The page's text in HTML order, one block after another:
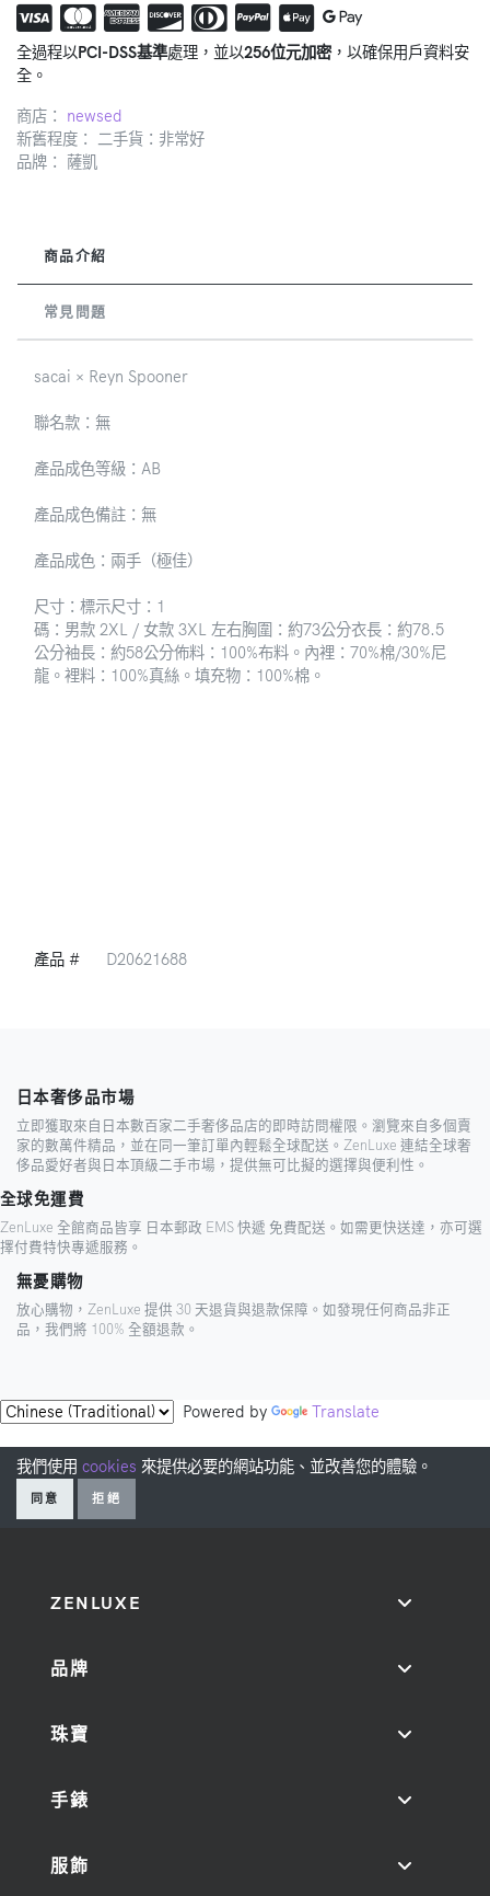
全過程以PCI-DSS基準處理，並以256位元加密，以確保用戶資料安
全。
商店： newsed
新舊程度： 二手貨：非常好
品牌： 薩凱
商品介紹
常見問題
sacai × Reyn Spooner
聯名款：無
產品成色等級：AB
產品成色備註：無
產品成色：兩手（極佳）
尺寸：標示尺寸：1
碼：男款 2XL / 女款 3XL 左右胸圍 ：約73公分衣長：約78.5
公分袖長：約58公分佈料：100%布料。內裡：70%棉/30%尼
龍 。裡料：100%真絲。填充物 ：100%棉。
產品 # D20621688
日本奢侈品市場
立即獲取來自日本數百家二手奢侈品店的即時訪問權限。瀏覽來自多個賣
家的數萬件精品，並在同一筆訂單內輕鬆全球配送。ZenLuxe 連結全球奢
侈品愛好者與日本頂級二手市場，提供無可比擬的選擇與便利性。
全球免運費
ZenLuxe 全館商品皆享 日本郵政 EMS 快遞 免費配送。如需更快送達，亦可選
擇付費特快專遞服務。
無憂購物
放心購物，ZenLuxe 提供 30 天退貨與退款保障。如發現任何商品非正
品，我們將 100% 全額退款。
Powered by Translate
我們使用 cookies 來提供必要的網站功能、並改善您的體驗。
同意 拒絕
ZENLUXE
品牌
珠寶
手錶
服飾